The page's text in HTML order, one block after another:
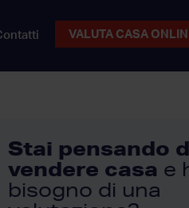
VALUTA CASA
Stai pensando
vendere casa e
bisogno di una